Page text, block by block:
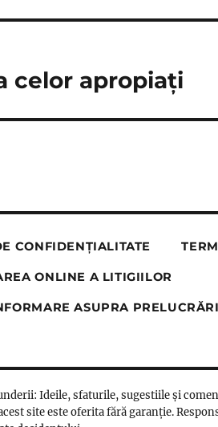
celor apropiați
CONFIDENȚIALITATE
ONLINE A LITIGIILOR
ASUPRA
Ideile, sfaturile, sugestiile și
site este oferita fără garanție.